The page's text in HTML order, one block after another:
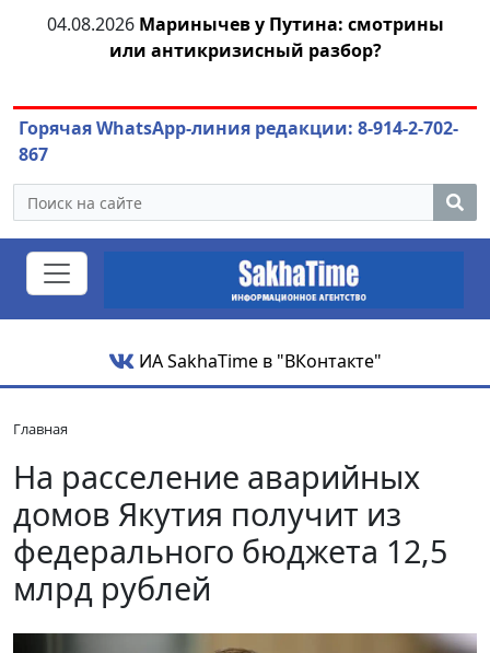
04.08.2026 Маринычев у Путина: смотрины
или антикризисный разбор?
Горячая WhatsApp-линия редакции: 8-914-2-702-
867
ИА SakhaTime в "ВКонтакте"
Главная
На расселение аварийных
домов Якутия получит из
федерального бюджета 12,5
млрд рублей